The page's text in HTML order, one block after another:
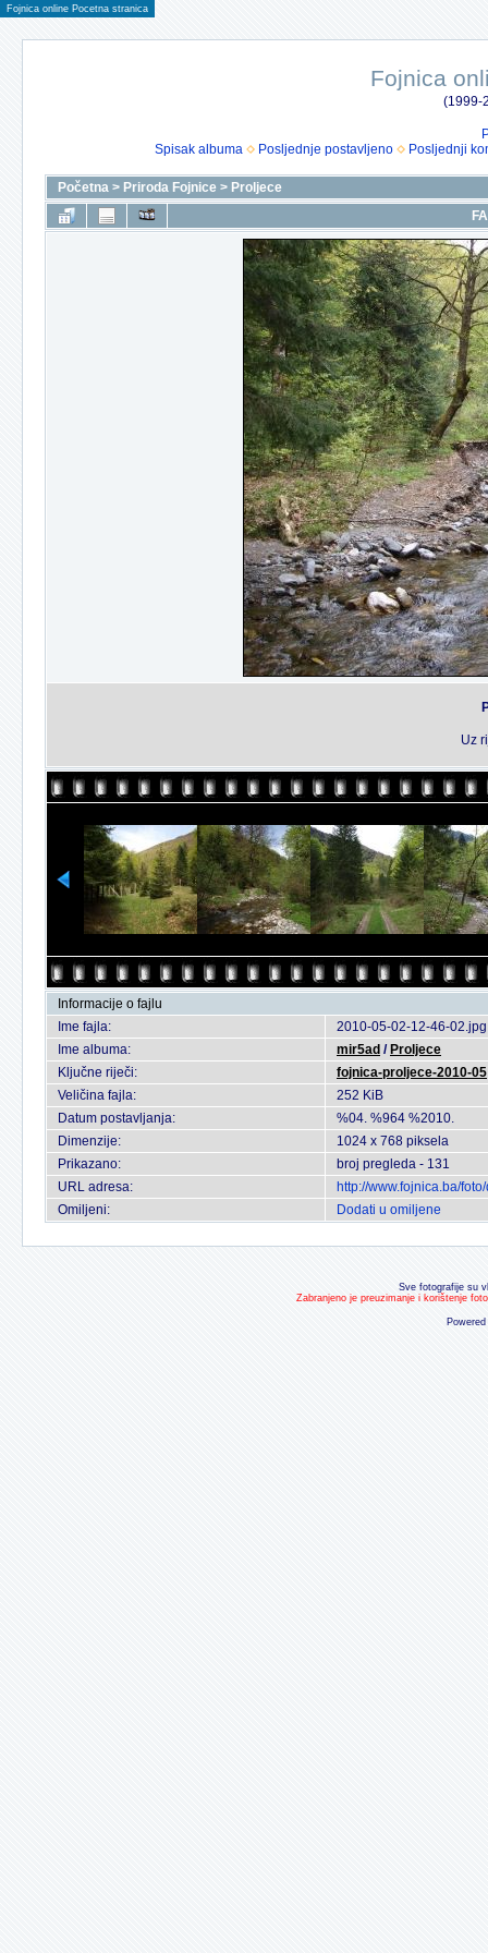
Fojnica online Pocetna stranica
Fojnica
(1999-
Spisak albuma
Posljednje postavljeno Posljednji
Početna > Priroda Fojnice > Proljece
Uz
Informacije o fajlu
Ime fajla:
2010-05-02-12-46-02.jpg
Ime albuma:
mir5ad / Proljece
Ključne riječi:
fojnica-proljece-2010-05
Veličina fajla:
252 KiB
Datum postavljanja:
%04. %964 %2010.
Dimenzije:
1024 x 768 piksela
Prikazano:
broj pregleda - 131
URL adresa:
http://www.fojnica.ba/
Omiljeni:
Dodati u omiljene
Sve fotografije su
Zabranjeno je preuzimanje i korištenje